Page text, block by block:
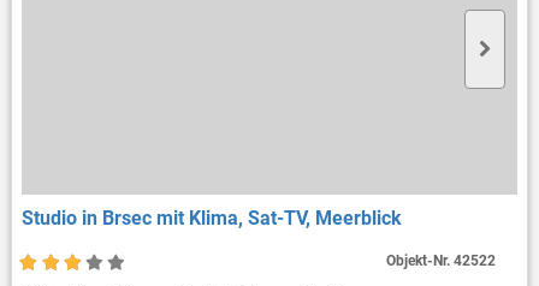
Studio in Brsec mit Klima, Sat-TV, Meerblick
Objekt-Nr.42522